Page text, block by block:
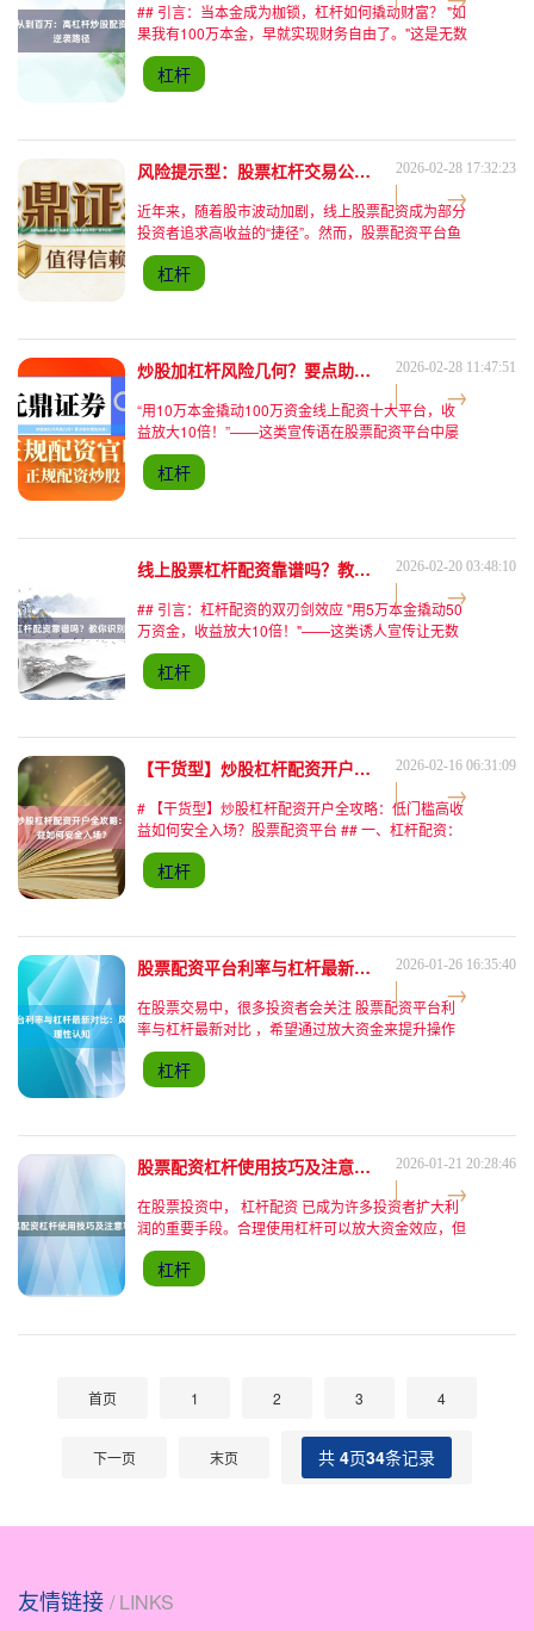
## 引言：当本金成为枷锁，杠杆如何撬动财富？ "如
果我有100万本金，早就实现财务自由了。"这是无数
股民的感慨。但现实是，90%的散户资金量不足50
万。当市场机会稍纵即逝，**线上股票配资**成为许
杠杆
风险提示型：股票杠杆交易公司暗藏哪些风险？新手必知！ 2026-02-28 17:32:23
近年来，随着股市波动加剧，线上股票配资成为部分
投资者追求高收益的“捷径”。然而，股票配资平台鱼
龙混杂，新手稍有不慎便可能陷入资金陷阱。本文结
合真实案例与最新数据，揭秘实盘配资平台背后的风
险，并教你如何
杠杆
炒股加杠杆风险几何？要点助你理性决策！ 2026-02-28 11:47:51
“用10万本金撬动100万资金线上配资十大平台，收
益放大10倍！”——这类宣传语在股票配资平台中屡
见不鲜。加杠杆炒股，究竟是财富跃升的捷径，还是
血本无归的陷阱？本文结合真实案例、最新数据及实
盘操作经验
杠杆
线上股票杠杆配资靠谱吗？教你识别优质平台！ 2026-02-20 03:48:10
## 引言：杠杆配资的双刃剑效应 "用5万本金撬动50
万资金，收益放大10倍！"——这类诱人宣传让无数
股民对在线实盘配资心驰神往。但2023年银保监会
数据显示，因配资纠纷引发的投诉量同比激增67%，
其
杠杆
【干货型】炒股杠杆配资开户全攻略：低门槛高收益如何安全入场？ 2026-02-16 06:31:09
# 【干货型】炒股杠杆配资开户全攻略：低门槛高收
益如何安全入场？股票配资平台 ## 一、杠杆配资：
股市放大器的双刃剑效应 "用10万本金撬动50万资
金，盈利翻倍只需一个涨停板"——这是线上炒股配
资最吸
杠杆
股票配资平台利率与杠杆最新对比：风险视角下的理性认知 2026-01-26 16:35:40
在股票交易中，很多投资者会关注 股票配资平台利
率与杠杆最新对比 ，希望通过放大资金来提升操作
空间。但在前100字里必须提醒一点：利率与杠杆并
非“越低越高越好”，它们直接决定了风险暴露程度。
理解配资规则
杠杆
股票配资杠杆使用技巧及注意事项 2026-01-21 20:28:46
在股票投资中， 杠杆配资 已成为许多投资者扩大利
润的重要手段。合理使用杠杆可以放大资金效应，但
同时也带来了更高的风险。本文将通过对比分析的方
式，深入探讨杠杆使用方法、风险控制策略，以及投
资者在实际操作
杠杆
首页 1 2 3 4
下一页 末页 共 4页34条记录
友情链接 / LINKS